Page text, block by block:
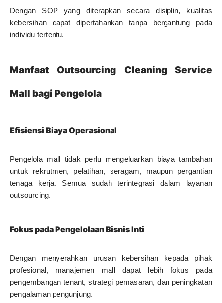
Dengan SOP yang diterapkan secara disiplin, kualitas
kebersihan dapat dipertahankan tanpa bergantung pada
individu tertentu.
Manfaat Outsourcing Cleaning Service
Mall bagi Pengelola
Efisiensi Biaya Operasional
Pengelola mall tidak perlu mengeluarkan biaya tambahan
untuk rekrutmen, pelatihan, seragam, maupun pergantian
tenaga kerja. Semua sudah terintegrasi dalam layanan
outsourcing.
Fokus pada Pengelolaan Bisnis Inti
Dengan menyerahkan urusan kebersihan kepada pihak
profesional, manajemen mall dapat lebih fokus pada
pengembangan tenant, strategi pemasaran, dan peningkatan
pengalaman pengunjung.